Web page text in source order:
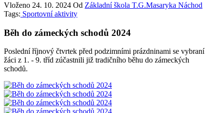
Vloženo 24. 10. 2024 Od Základní škola T.G.Masaryka Náchod
Tags: Sportovní aktivity
Běh do zámeckých schodů 2024
Poslední říjnový čtvrtek před podzimními prázdninami se vybraní
žáci z 1. - 9. tříd zúčastnili již tradičního běhu do zámeckých
schodů.